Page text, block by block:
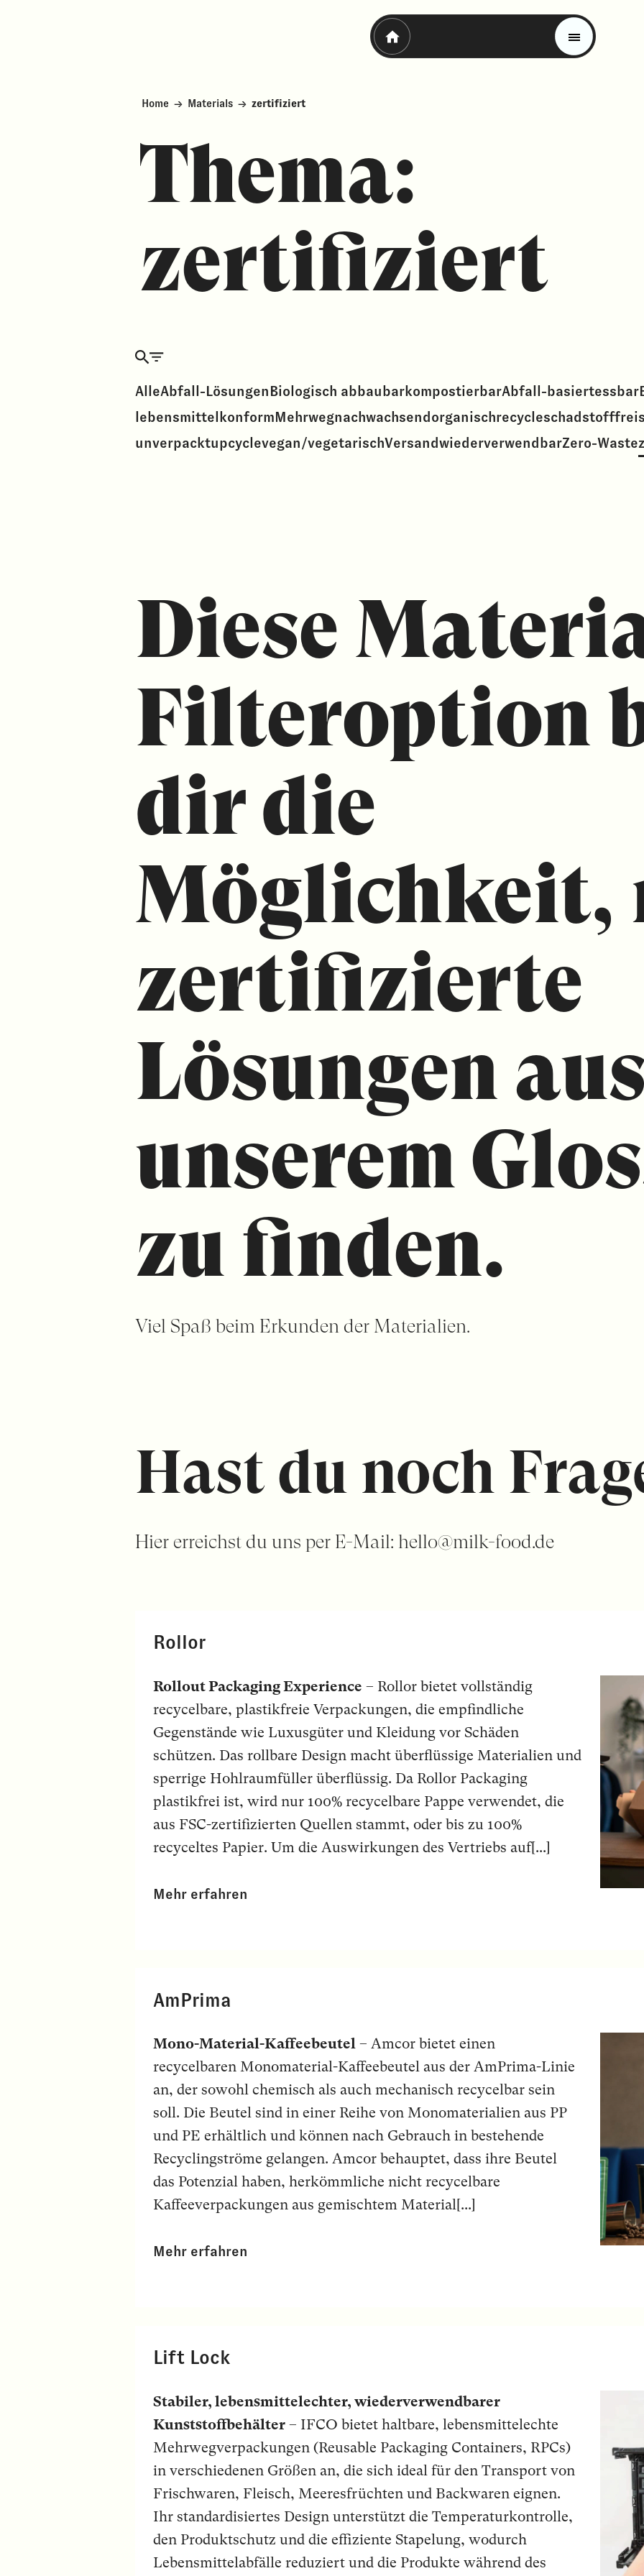
Magazin
Materials
Home → Materials → zertifiziert
Thema:
zertifiziert
AlleAbfall-LösungenBiologisch abbaubarkompostierbarAbfall-basiertessbar
lebensmittelkonformMehrwegnachwachsendorganischrecycleschadstofffrei
unverpacktupcyclevegan/vegetarischVersandwiederverwendbarZero-Waste
Diese
Filteroption
dir die
Möglichkeit,
zertifizierte
Lösungen
unserem
zu finden.
Viel Spaß beim Erkunden der Materialien.
Hast du noch
Hier erreichst du uns per E-Mail: hello@milk-food.de
Rollor
Rollout Packaging Experience – Rollor bietet vollständig
recycelbare, plastikfreie Verpackungen, die empfindliche
Gegenstände wie Luxusgüter und Kleidung vor Schäden
schützen. Das rollbare Design macht überflüssige Materialien und
sperrige Hohlraumfüller überflüssig. Da Rollor Packaging
plastikfrei ist, wird nur 100% recycelbare Pappe verwendet, die
aus FSC-zertifizierten Quellen stammt, oder bis zu 100%
recyceltes Papier. Um die Auswirkungen des Vertriebs auf[...]
Mehr erfahren
AmPrima
Mono-Material-Kaffeebeutel – Amcor bietet einen
recycelbaren Monomaterial-Kaffeebeutel aus der AmPrima-Linie
an, der sowohl chemisch als auch mechanisch recycelbar sein
soll. Die Beutel sind in einer Reihe von Monomaterialien aus PP
und PE erhältlich und können nach Gebrauch in bestehende
Recyclingströme gelangen. Amcor behauptet, dass ihre Beutel
das Potenzial haben, herkömmliche nicht recycelbare
Kaffeeverpackungen aus gemischtem Material[...]
Mehr erfahren
Lift Lock
Stabiler, lebensmittelechter, wiederverwendbarer
Kunststoffbehälter – IFCO bietet haltbare, lebensmittelechte
Mehrwegverpackungen (Reusable Packaging Containers, RPCs)
in verschiedenen Größen an, die sich ideal für den Transport von
Frischwaren, Fleisch, Meeresfrüchten und Backwaren eignen.
Ihr standardisiertes Design unterstützt die Temperaturkontrolle,
den Produktschutz und die effiziente Stapelung, wodurch
Lebensmittelabfälle reduziert und die Produkte während des